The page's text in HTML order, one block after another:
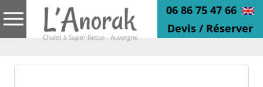
06 86 75 47 66
Devis / Réserver